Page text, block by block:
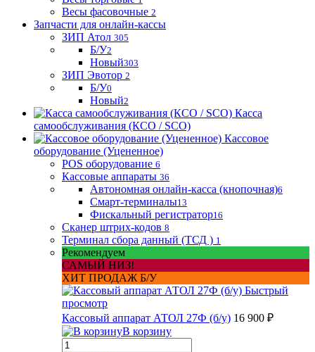
Весы фасовочные 2
Запчасти для онлайн-кассы
ЗИП Атол 305
Б/У2
Новый303
ЗИП Эвотор 2
Б/У0
Новый2
Касса
самообслуживания (КСО / SCO)
Кассовое
оборудование (Уцененное)
POS оборудование 6
Кассовые аппараты 36
Автономная онлайн-касса (кнопочная)6
Смарт-терминалы13
Фискальный регистратор16
Сканер штрих-кодов 8
Терминал сбора данный (ТСД ) 1
Рекомендуем
САМЫЙ НИЗ!
ХИТ ПРОДАЖ Б/У
Быстрый
просмотр
Кассовый аппарат АТОЛ 27Ф (б/у) 16 900 ₽
В корзину